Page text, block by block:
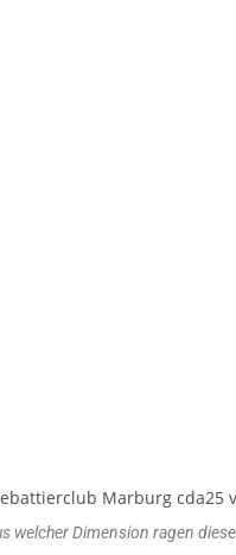
welcher Dimension ragen